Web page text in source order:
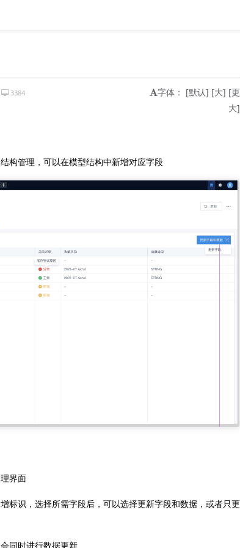
3384 字体： [默认] [大] [更
大]
构管理，可以在模型结构中新增对应字段
界面
标识，选择所需字段后，可以选择更新字段和数据，或者只更
同时进行数据更新